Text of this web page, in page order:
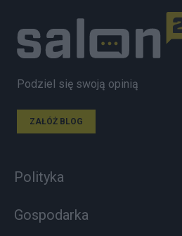
Podziel się swoją opinią
ZAŁÓŻ BLOG
Polityka
Gospodarka